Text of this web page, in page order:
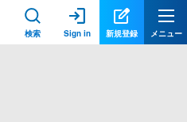
検索 Sign in 新規登録 メニュー